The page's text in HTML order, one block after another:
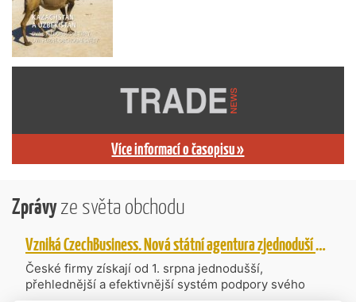
Více informací o časopisu »
Zprávyze světa obchodu
Vzniká CzechBusiness. Nová státní agentura zjednoduší podporu českých firem
České firmy získají od 1. srpna jednodušší,
přehlednější a efektivnější systém podpory svého